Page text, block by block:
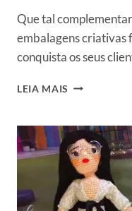
Que tal
embalagens criativas
conquista os seus
LEIA MAIS
IDEIAS
PARA
VENDER
OU
PRESENTEAR
COM